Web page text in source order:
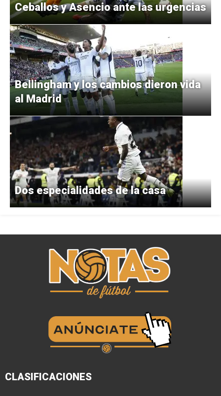
Ceballos y Asencio ante las urgencias
Bellingham y los cambios dieron vida
al Madrid
Dos especialidades de la casa
CLASIFICACIONES